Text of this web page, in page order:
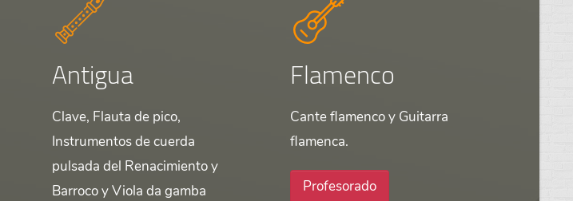
Antigua
Clave, Flauta de pico,
Instrumentos de cuerda
pulsada del Renacimiento y
Barroco y Viola da gamba
Flamenco
Cante flamenco y Guitarra
flamenca.
Profesorado